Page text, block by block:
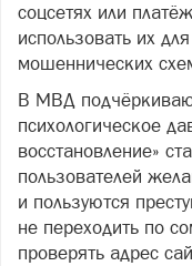
соцсетях или
использовать их
мошеннических
В МВД
психологическое
восстановление»
пользователей
и пользуются
не переходить по
проверять адрес